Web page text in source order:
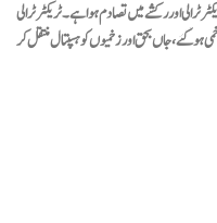
ٹرالی اور رکشے میں تصادم ہوا ہے۔ٹریکٹر ٹرالی
سوار2بچے جاں بحق ہو گئے جبکہ5افراد زخمی ہو گئے، جاں بحق اور زخمیوں کو ہسپتال منتقل کر